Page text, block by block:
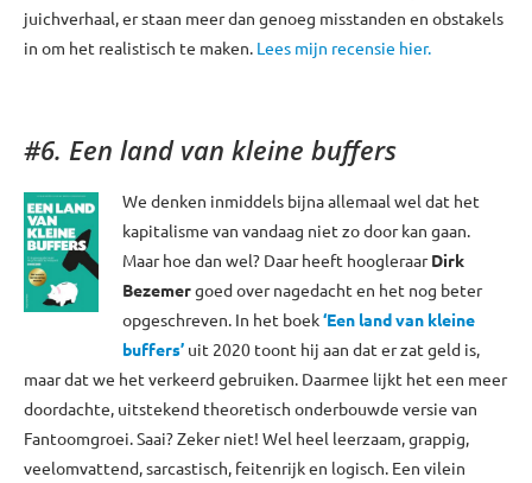
juichverhaal, er staan meer dan genoeg misstanden en obstakels
in om het realistisch te maken. Lees mijn recensie hier.
#6. Een land van kleine buffers
We denken inmiddels bijna allemaal wel dat het
kapitalisme van vandaag niet zo door kan gaan.
Maar hoe dan wel? Daar heeft hoogleraarDirk
Bezemergoed over nagedacht en het nog beter
opgeschreven. In het boek‘Een land van kleine
buffers’ uit 2020 toont hij aan dat er zat geld is,
maar dat we het verkeerd gebruiken. Daarmee lijkt het een meer
doordachte, uitstekend theoretisch onderbouwde versie van
Fantoomgroei. Saai? Zeker niet! Wel heel leerzaam, grappig,
veelomvattend, sarcastisch, feitenrijk en logisch. Een vilein